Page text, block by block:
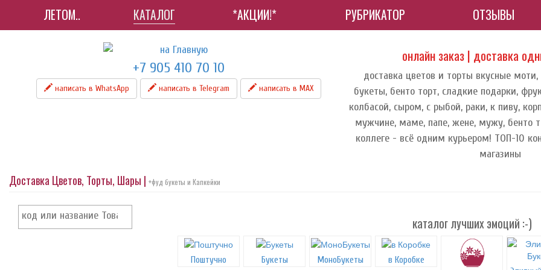
ЛЕТОМ.. КАТАЛОГ *АКЦИИ!* РУБРИКАТОР ОТЗЫВЫ
+7 905 410 70 10
написать в WhatsApp написать в Telegram написать в МАХ
онлайн заказ | доставка
доставка цветов и торты вкусные
букеты, бенто торт, сладкие подарки,
колбасой, сыром, с рыбой, раки, к пиву,
мужчине, маме, папе, жене, мужу, бенто
коллеге - всё одним курьером! ТОП-10
магазины
Доставка Цветов, Торты, Шары | +фуд букеты и Капкейки
каталог лучших эмоций :-)
Поштучно Букеты МоноБукеты
в Коробке